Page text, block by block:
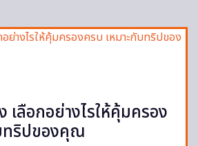
เลือกอย่างไรให้คุ้มครอง
ทริปของคุณ